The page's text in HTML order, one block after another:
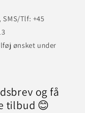
Tlf: +45
ønsket under
og få
tilbud 😊